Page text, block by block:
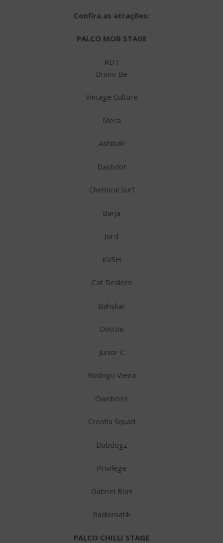
Confira as atrações:
PALCO MOB STAGE
RDT
Bruno Be
Vintage Culture
Meca
Ashibah
Dashdot
Chemical Surf
Barja
Jord
KVSH
Cat Dealers
Bahskar
Doozie
Junior C
Rodrigo Vieira
Öwnboss
Croatia Squad
Dubdogz
Privilège
Gabriel Boni
Radiomatik
PALCO CHILLI STAGE